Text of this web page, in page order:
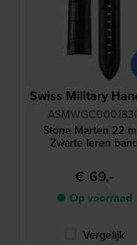
Swiss Military
Stone Marten 22
Zwarte leren band
€ 69,-
● Op voorraad
Vergelijk